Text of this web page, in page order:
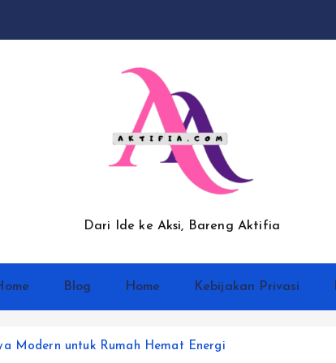
Dari Ide ke Aksi, Bareng Aktifia
Blog Home Kebijakan Privasi
Modern untuk Rumah Hemat Energi